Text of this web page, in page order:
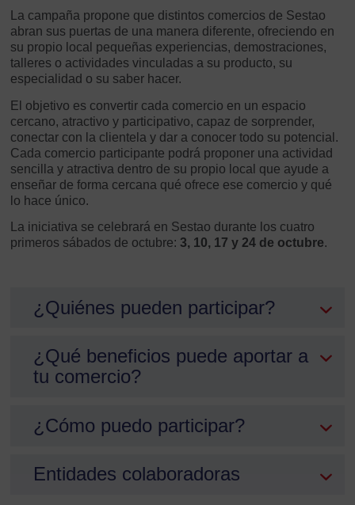
La campaña propone que distintos comercios de Sestao
abran sus puertas de una manera diferente, ofreciendo en
su propio local pequeñas experiencias, demostraciones,
talleres o actividades vinculadas a su producto, su
especialidad o su saber hacer.
El objetivo es convertir cada comercio en un espacio
cercano, atractivo y participativo, capaz de sorprender,
conectar con la clientela y dar a conocer todo su potencial.
Cada comercio participante podrá proponer una actividad
sencilla y atractiva dentro de su propio local que ayude a
enseñar de forma cercana qué ofrece ese comercio y qué
lo hace único.
La iniciativa se celebrará en Sestao durante los cuatro
primeros sábados de octubre: 3, 10, 17 y 24 de octubre.
¿Quiénes pueden participar?
¿Qué beneficios puede aportar a
tu comercio?
¿Cómo puedo participar?
Entidades colaboradoras